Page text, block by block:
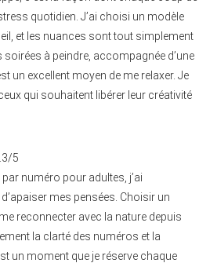
quotidien. J’ai choisi un modèle
et les nuances sont tout simplement
à peindre, accompagnée d’une
un excellent moyen de me relaxer. Je
qui souhaitent libérer leur créativité
/5
numéro pour adultes, j’ai
mes pensées. Choisir un
reconnecter avec la nature depuis
la clarté des numéros et la
un moment que je réserve chaque